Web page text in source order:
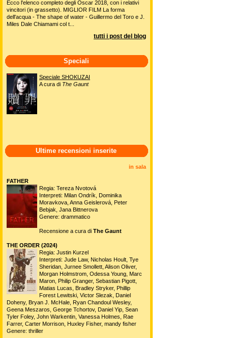
Ecco l'elenco completo degli Oscar 2018, con i relativi
vincitori (in grassetto). MIGLIOR FILM La forma
dell'acqua - The shape of water - Guillermo del Toro e J.
Miles Dale Chiamami col t...
tutti i post del blog
Speciali
Speciale SHOKUZAI
A cura di The Gaunt
Ultime recensioni inserite
in sala
FATHER
Regia: Tereza Nvotová
Interpreti: Milan Ondrík, Dominika
Moravkova, Anna Geislerová, Peter
Bebjak, Jana Bittnerova
Genere: drammatico
Recensione a cura di The Gaunt
THE ORDER (2024)
Regia: Justin Kurzel
Interpreti: Jude Law, Nicholas Hoult, Tye
Sheridan, Jurnee Smollett, Alison Oliver,
Morgan Holmstrom, Odessa Young, Marc
Maron, Philip Granger, Sebastian Pigott,
Matias Lucas, Bradley Stryker, Phillip
Forest Lewitski, Victor Slezak, Daniel
Doheny, Bryan J. McHale, Ryan Chandoul Wesley,
Geena Meszaros, George Tchortov, Daniel Yip, Sean
Tyler Foley, John Warkentin, Vanessa Holmes, Rae
Farrer, Carter Morrison, Huxley Fisher, mandy fisher
Genere: thriller